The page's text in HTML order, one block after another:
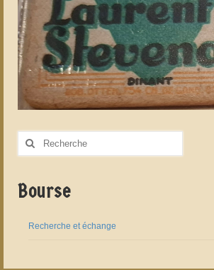
Rechercher
Bourse
Recherche et échange